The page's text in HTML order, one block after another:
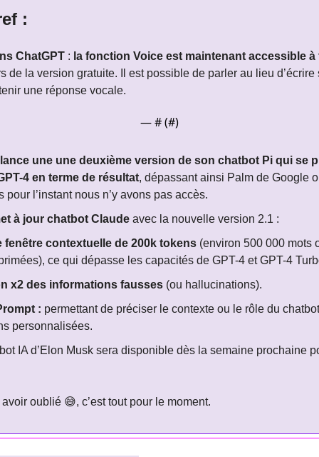
:
ChatGPT : la fonction Voice est maintenant accessible à
de la version gratuite. Il est possible de parler au lieu d’écrire
une réponse vocale.
— # (#)
une une deuxième version de son chatbot Pi qui se
4 en terme de résultat, dépassant ainsi Palm de Google
pour l’instant nous n’y avons pas accès.
à jour chatbot Claude avec la nouvelle version 2.1 :
fenêtre contextuelle de 200k tokens (environ 500 000 mots
ce qui dépasse les capacités de GPT-4 et GPT-4
x2 des informations fausses (ou hallucinations).
: permettant de préciser le contexte ou le rôle du
personnalisées.
IA d’Elon Musk sera disponible dès la semaine prochaine
oublié 😅, c’est tout pour le moment.